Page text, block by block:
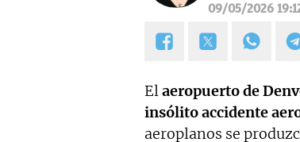
09/05/2026
Elaeropuerto de
insólito accidente
aeroplanos se